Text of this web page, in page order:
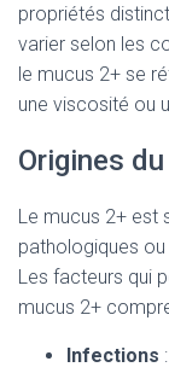
propriétés
varier selon les
le mucus 2+ se
une viscosité ou
Origines
Le mucus 2+ est
pathologiques
Les facteurs qui
mucus 2+
Infections